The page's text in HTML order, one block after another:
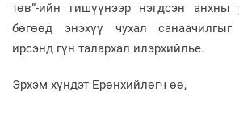
төв”-ийн гишүүнээр нэгдсэн
бөгөөд энэхүү чухал
ирсэнд гүн талархал илэрхийлье.
Эрхэм хүндэт Ерөнхийлөгч өө,